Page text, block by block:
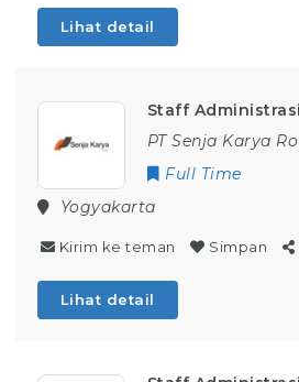
Lihat detail
Staff Administrasi
PT Senja Karya
Full Time
Yogyakarta
Kirim ke teman Simpan
Lihat detail